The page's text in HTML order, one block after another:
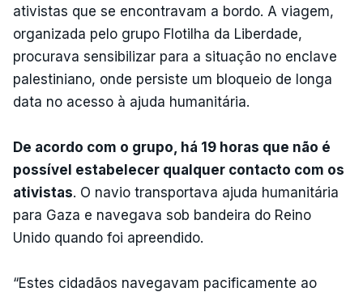
ativistas que se encontravam a bordo. A viagem,
organizada pelo grupo Flotilha da Liberdade,
procurava sensibilizar para a situação no enclave
palestiniano, onde persiste um bloqueio de longa
data no acesso à ajuda humanitária.
De acordo com o grupo, há 19 horas que não é
possível estabelecer qualquer contacto com os
ativistas. O navio transportava ajuda humanitária
para Gaza e navegava sob bandeira do Reino
Unido quando foi apreendido.
“Estes cidadãos navegavam pacificamente ao